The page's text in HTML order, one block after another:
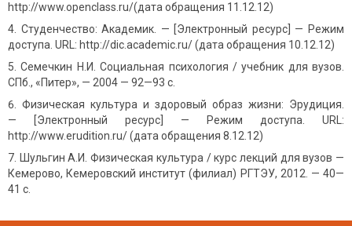
http://www.openclass.ru/(дата обращения 11.12.12)
Студенчество: Академик. — [Электронный ресурс] — Режим
доступа. URL: http://dic.academic.ru/ (дата обращения 10.12.12)
Семечкин Н.И. Социальная психология / учебник для вузов.
СПб., «Питер», — 2004 — 92—93 с.
Физическая культура и здоровый образ жизни: Эрудиция.
— [Электронный ресурс] — Режим доступа. URL:
http://www.erudition.ru/ (дата обращения 8.12.12)
Шульгин А.И. Физическая культура / курс лекций для вузов —
Кемерово, Кемеровский институт (филиал) РГТЭУ, 2012. — 40—
41 с.